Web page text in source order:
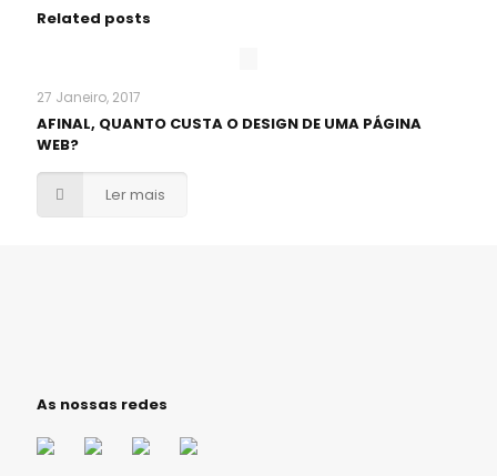
Related posts
27 Janeiro, 2017
AFINAL, QUANTO CUSTA O DESIGN DE UMA PÁGINA
WEB?
Ler mais
As nossas redes